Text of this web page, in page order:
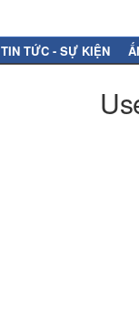
TIN TỨC - SỰ KIỆN